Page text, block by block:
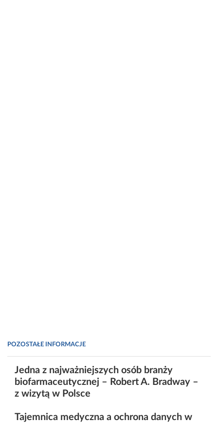
POZOSTAŁE INFORMACJE
Jedna z najważniejszych osób branży
biofarmaceutycznej – Robert A. Bradway –
z wizytą w Polsce
Tajemnica medyczna a ochrona danych w